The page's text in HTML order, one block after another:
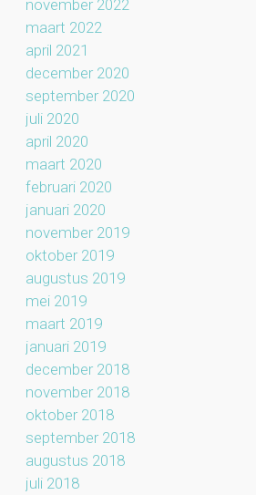
november 2022
maart 2022
april 2021
december 2020
september 2020
juli 2020
april 2020
maart 2020
februari 2020
januari 2020
november 2019
oktober 2019
augustus 2019
mei 2019
maart 2019
januari 2019
december 2018
november 2018
oktober 2018
september 2018
augustus 2018
juli 2018